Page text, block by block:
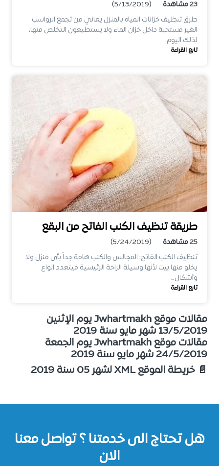
23مشاهدة
(5/13/2019)
طرق تنظيف خزانات المياه بالمنزل يعاني من تجمع الرواسب
الغير مستحبة داخل خزان الماء ولا يستطيعون التخلص منها،
لذلك اليوم…
تابع القراءة
طريقة تنظيف الكنب الفاتح من البقع
25مشاهدة
(5/24/2019)
تنظيف الكنب الفاتح: المجالس والكنب هامة جداً بأى منزل ولا
يخلو منها بيت لأنها وسيلة الراحة الرئيسية فيتعدد انواع
وأشكال…
تابع القراءة
مقالات موقع Jwhartmakh يوم الإثنين
13/5/2019 شهر مايو سنة 2019
مقالات موقع Jwhartmakh يوم الجمعة
24/5/2019 شهر مايو سنة 2019
📄 خريطة الموقع XML لشهر 05 سنة 2019
هل تحتاج الى خدمتنا ؟ تواصل معنا
الان